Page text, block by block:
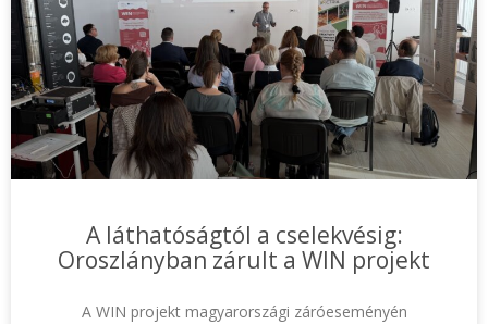
A láthatóságtól a cselekvésig:
Oroszlányban zárult a WIN projekt
A WIN projekt magyarországi záróeseményén